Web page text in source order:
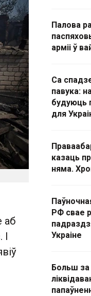
аб
Палова
арміі ў
Са
павука:
будуюць
для
казаць
няма.
РФ свае
Украіне
Больш